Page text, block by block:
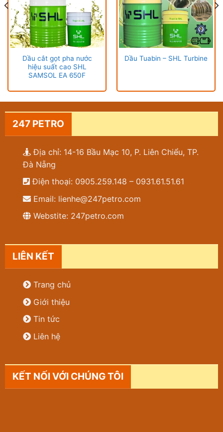
Dầu cắt gọt pha nước
hiệu suất cao SHL
SAMSOL EA 650F
Dầu Tuabin – SHL Turbine
247 PETRO
Địa chỉ: 14-16 Bầu Mạc 10, P. Liên Chiểu, TP.
Đà Nẵng
Điện thoại: 0905.259.148 – 0931.61.51.61
Email: lienhe@247petro.com
Webstite: 247petro.com
LIÊN KẾT
Trang chủ
Giới thiệu
Tin tức
Liên hệ
KẾT NỐI VỚI CHÚNG TÔI